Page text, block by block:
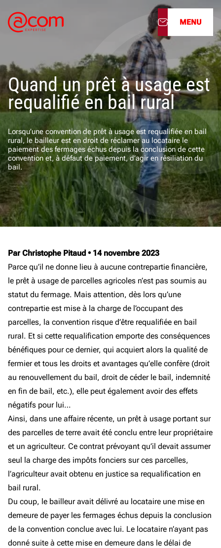
À propos
Nos services
Nos cabinets
Nos filiales
Actualités
Nous rejoindre
MENU
Quand un prêt à usage est
requalifié en bail rural
Lorsqu’une convention de prêt à usage est requalifiée en bail
rural, le bailleur est en droit de réclamer au locataire le
paiement des fermages échus depuis la conclusion de cette
convention et, à défaut de paiement, d’agir en résiliation du
bail.
Par Christophe Pitaud • 14 novembre 2023
Parce qu’il ne donne lieu à aucune contrepartie financière,
le prêt à usage de parcelles agricoles n’est pas soumis au
statut du fermage. Mais attention, dès lors qu’une
contrepartie est mise à la charge de l’occupant des
parcelles, la convention risque d’être requalifiée en bail
rural. Et si cette requalification emporte des conséquences
bénéfiques pour ce dernier, qui acquiert alors la qualité de
fermier et tous les droits et avantages qu’elle confère (droit
au renouvellement du bail, droit de céder le bail, indemnité
en fin de bail, etc.), elle peut également avoir des effets
négatifs pour lui…
Ainsi, dans une affaire récente, un prêt à usage portant sur
des parcelles de terre avait été conclu entre leur propriétaire
et un agriculteur. Ce contrat prévoyant qu’il devait assumer
seul la charge des impôts fonciers sur ces parcelles,
l’agriculteur avait obtenu en justice sa requalification en
bail rural.
Du coup, le bailleur avait délivré au locataire une mise en
demeure de payer les fermages échus depuis la conclusion
de la convention conclue avec lui. Le locataire n’ayant pas
donné suite à cette mise en demeure dans le délai de